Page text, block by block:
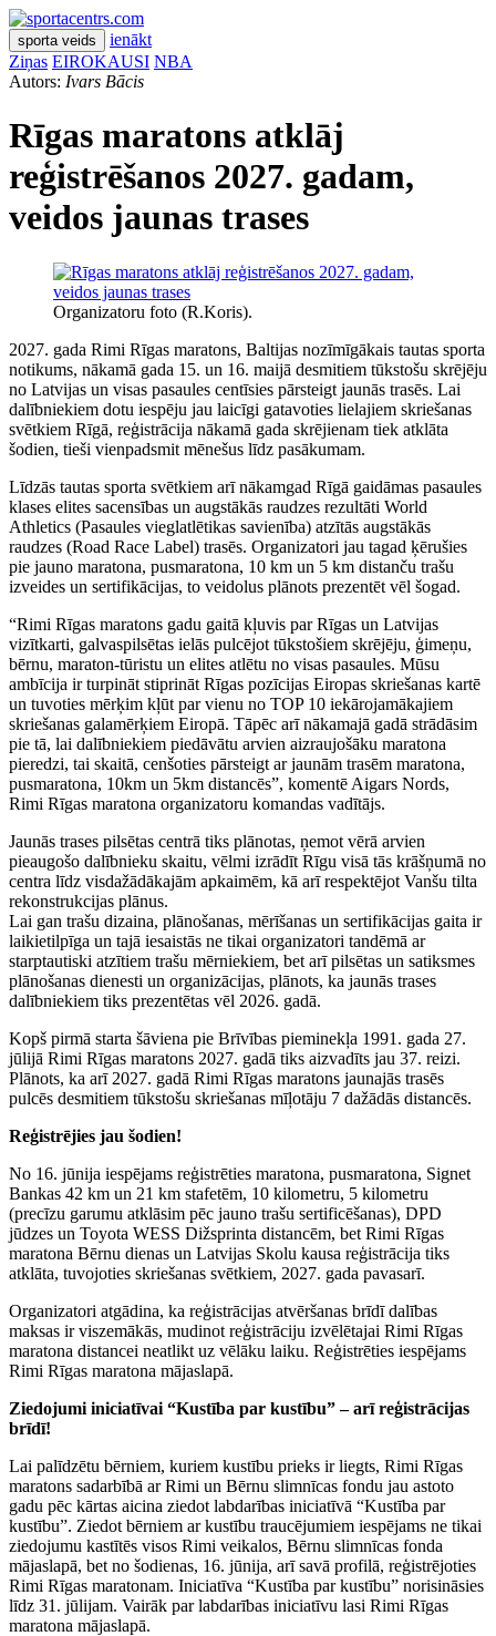
sporta veids
ienākt
Ziņas EIROKAUSI NBA
Autors: Ivars Bācis
Rīgas maratons atklāj
reģistrēšanos 2027. gadam,
veidos jaunas trases
Organizatoru foto (R.Koris).
2027. gada Rimi Rīgas maratons, Baltijas nozīmīgākais tautas sporta
notikums, nākamā gada 15. un 16. maijā desmitiem tūkstošu skrējēju
no Latvijas un visas pasaules centīsies pārsteigt jaunās trasēs. Lai
dalībniekiem dotu iespēju jau laicīgi gatavoties lielajiem skriešanas
svētkiem Rīgā, reģistrācija nākamā gada skrējienam tiek atklāta
šodien, tieši vienpadsmit mēnešus līdz pasākumam.
Līdzās tautas sporta svētkiem arī nākamgad Rīgā gaidāmas pasaules
klases elites sacensības un augstākās raudzes rezultāti World
Athletics (Pasaules vieglatlētikas savienība) atzītās augstākās
raudzes (Road Race Label) trasēs. Organizatori jau tagad ķērušies
pie jauno maratona, pusmaratona, 10 km un 5 km distanču trašu
izveides un sertifikācijas, to veidolus plānots prezentēt vēl šogad.
“Rimi Rīgas maratons gadu gaitā kļuvis par Rīgas un Latvijas
vizītkarti, galvaspilsētas ielās pulcējot tūkstošiem skrējēju, ģimeņu,
bērnu, maraton-tūristu un elites atlētu no visas pasaules. Mūsu
ambīcija ir turpināt stiprināt Rīgas pozīcijas Eiropas skriešanas kartē
un tuvoties mērķim kļūt par vienu no TOP 10 iekārojamākajiem
skriešanas galamērķiem Eiropā. Tāpēc arī nākamajā gadā strādāsim
pie tā, lai dalībniekiem piedāvātu arvien aizraujošāku maratona
pieredzi, tai skaitā, cenšoties pārsteigt ar jaunām trasēm maratona,
pusmaratona, 10km un 5km distancēs”, komentē Aigars Nords,
Rimi Rīgas maratona organizatoru komandas vadītājs.
Jaunās trases pilsētas centrā tiks plānotas, ņemot vērā arvien
pieaugošo dalībnieku skaitu, vēlmi izrādīt Rīgu visā tās krāšņumā no
centra līdz visdažādākajām apkaimēm, kā arī respektējot Vanšu tilta
rekonstrukcijas plānus.
Lai gan trašu dizaina, plānošanas, mērīšanas un sertifikācijas gaita ir
laikietilpīga un tajā iesaistās ne tikai organizatori tandēmā ar
starptautiski atzītiem trašu mērniekiem, bet arī pilsētas un satiksmes
plānošanas dienesti un organizācijas, plānots, ka jaunās trases
dalībniekiem tiks prezentētas vēl 2026. gadā.
Kopš pirmā starta šāviena pie Brīvības pieminekļa 1991. gada 27.
jūlijā Rimi Rīgas maratons 2027. gadā tiks aizvadīts jau 37. reizi.
Plānots, ka arī 2027. gadā Rimi Rīgas maratons jaunajās trasēs
pulcēs desmitiem tūkstošu skriešanas mīļotāju 7 dažādās distancēs.
Reģistrējies jau šodien!
No 16. jūnija iespējams reģistrēties maratona, pusmaratona, Signet
Bankas 42 km un 21 km stafetēm, 10 kilometru, 5 kilometru
(precīzu garumu atklāsim pēc jauno trašu sertificēšanas), DPD
jūdzes un Toyota WESS Dižsprinta distancēm, bet Rimi Rīgas
maratona Bērnu dienas un Latvijas Skolu kausa reģistrācija tiks
atklāta, tuvojoties skriešanas svētkiem, 2027. gada pavasarī.
Organizatori atgādina, ka reģistrācijas atvēršanas brīdī dalības
maksas ir viszemākās, mudinot reģistrāciju izvēlētajai Rimi Rīgas
maratona distancei neatlikt uz vēlāku laiku. Reģistrēties iespējams
Rimi Rīgas maratona mājaslapā.
Ziedojumi iniciatīvai “Kustība par kustību” – arī reģistrācijas
brīdī!
Lai palīdzētu bērniem, kuriem kustību prieks ir liegts, Rimi Rīgas
maratons sadarbībā ar Rimi un Bērnu slimnīcas fondu jau astoto
gadu pēc kārtas aicina ziedot labdarības iniciatīvā “Kustība par
kustību”. Ziedot bērniem ar kustību traucējumiem iespējams ne tikai
ziedojumu kastītēs visos Rimi veikalos, Bērnu slimnīcas fonda
mājaslapā, bet no šodienas, 16. jūnija, arī savā profilā, reģistrējoties
Rimi Rīgas maratonam. Iniciatīva “Kustība par kustību” norisināsies
līdz 31. jūlijam. Vairāk par labdarības iniciatīvu lasi Rimi Rīgas
maratona mājaslapā.